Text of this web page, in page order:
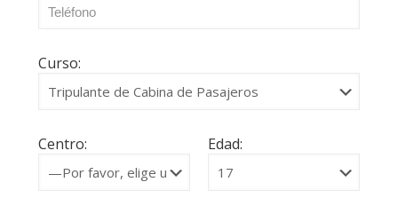
Curso:
Centro: Edad: